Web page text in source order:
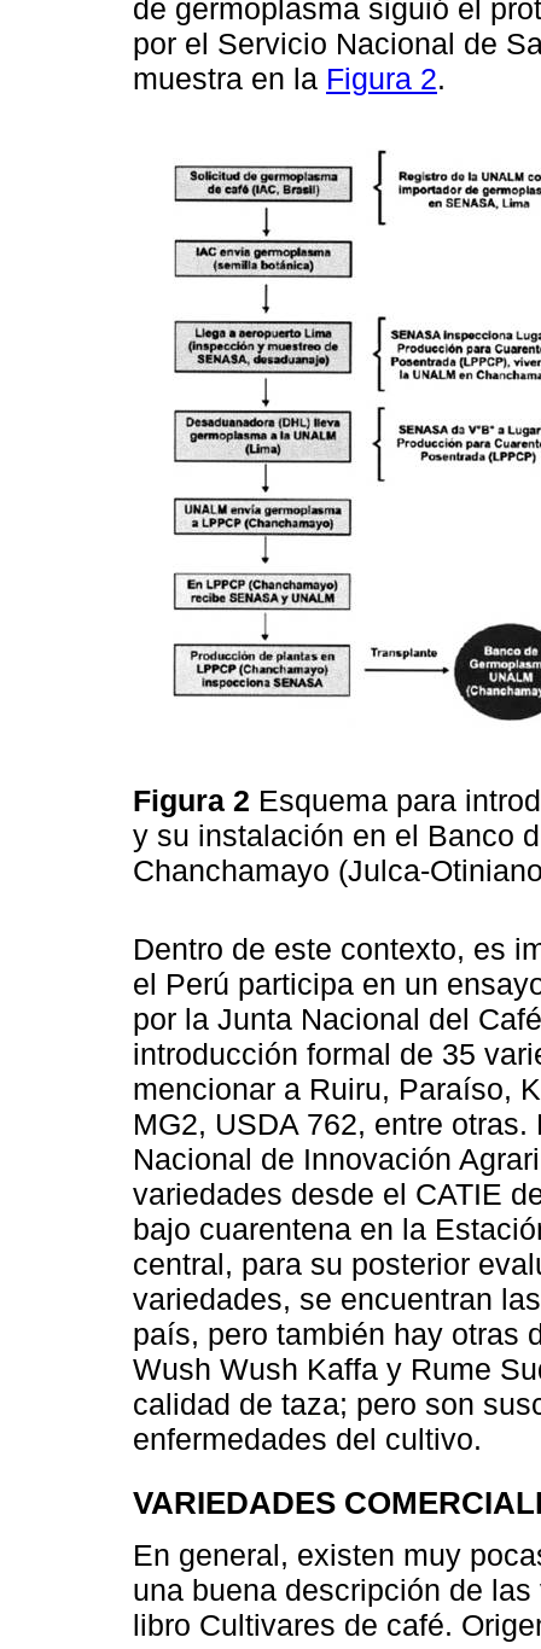
de germoplasma siguió el
por el Servicio Nacional de
muestra en la Figura 2.
Figura 2 Esquema para
y su instalación en el Banco
Chanchamayo (Julca-
Dentro de este contexto, es
el Perú participa en un
por la Junta Nacional del
introducción formal de 35
mencionar a Ruiru, Paraíso,
MG2, USDA 762, entre
Nacional de Innovación
variedades desde el CATIE
bajo cuarentena en la
central, para su posterior
variedades, se encuentran
país, pero también hay otras
Wush Wush Kaffa y Rume
calidad de taza; pero son
enfermedades del cultivo.
VARIEDADES
En general, existen muy
una buena descripción de
libro Cultivares de café.